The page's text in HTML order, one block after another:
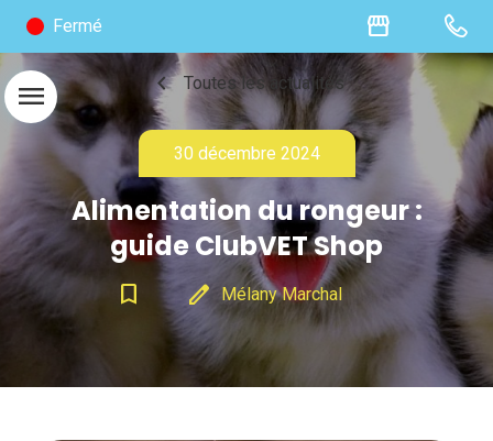
Fermé storefront
menu chevron_left Toutes les actualités
30 décembre 2024
Alimentation du rongeur :
guide ClubVET Shop
bookmark_border edit Mélany Marchal